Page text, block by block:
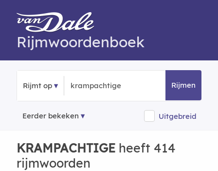
Rijmwoordenboek
Rijmt op Rijmen
Eerder bekeken Uitgebreid
KRAMPACHTIGEheeft 414
rijmwoorden